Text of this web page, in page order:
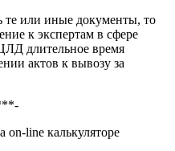
те или иные документы, то
к экспертам в сфере
длительное время
актов к вывозу за
on-line калькуляторе